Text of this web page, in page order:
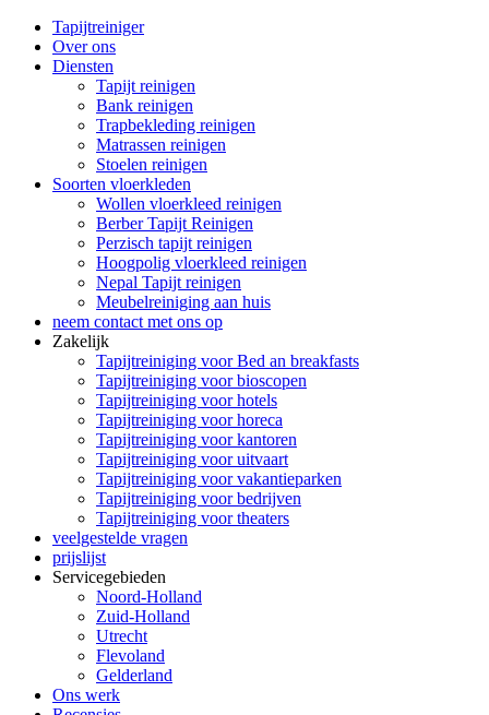
Tapijtreiniger
Over ons
Diensten
Tapijt reinigen
Bank reinigen
Trapbekleding reinigen
Matrassen reinigen
Stoelen reinigen
Soorten vloerkleden
Wollen vloerkleed reinigen
Berber Tapijt Reinigen
Perzisch tapijt reinigen
Hoogpolig vloerkleed reinigen
Nepal Tapijt reinigen
Meubelreiniging aan huis
neem contact met ons op
Zakelijk
Tapijtreiniging voor Bed an breakfasts
Tapijtreiniging voor bioscopen
Tapijtreiniging voor hotels
Tapijtreiniging voor horeca
Tapijtreiniging voor kantoren
Tapijtreiniging voor uitvaart
Tapijtreiniging voor vakantieparken
Tapijtreiniging voor bedrijven
Tapijtreiniging voor theaters
veelgestelde vragen
prijslijst
Servicegebieden
Noord-Holland
Zuid-Holland
Utrecht
Flevoland
Gelderland
Ons werk